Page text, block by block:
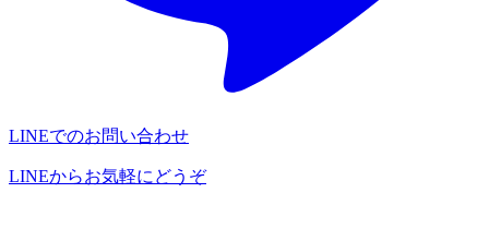
LINEでのお問い合わせ
LINEからお気軽にどうぞ